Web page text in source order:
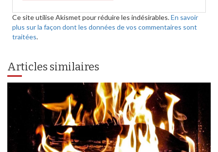
Ce site utilise Akismet pour réduire les indésirables.En savoir
plus sur la façon dont les données de vos commentaires sont
traitées.
Articles similaires